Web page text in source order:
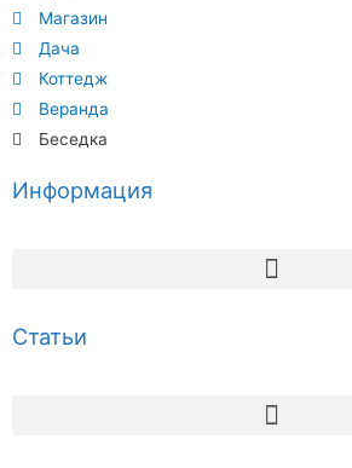
Магазин
Дача
Коттедж
Веранда
Беседка
Информация
Статьи